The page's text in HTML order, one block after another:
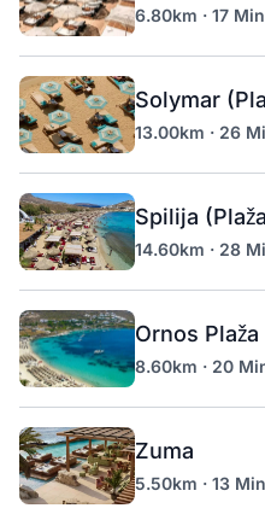
6.80km · 17
Solymar
13.00km · 26
Spilija
14.60km · 28
Ornos Plaža
8.60km · 20
Zuma
5.50km · 13